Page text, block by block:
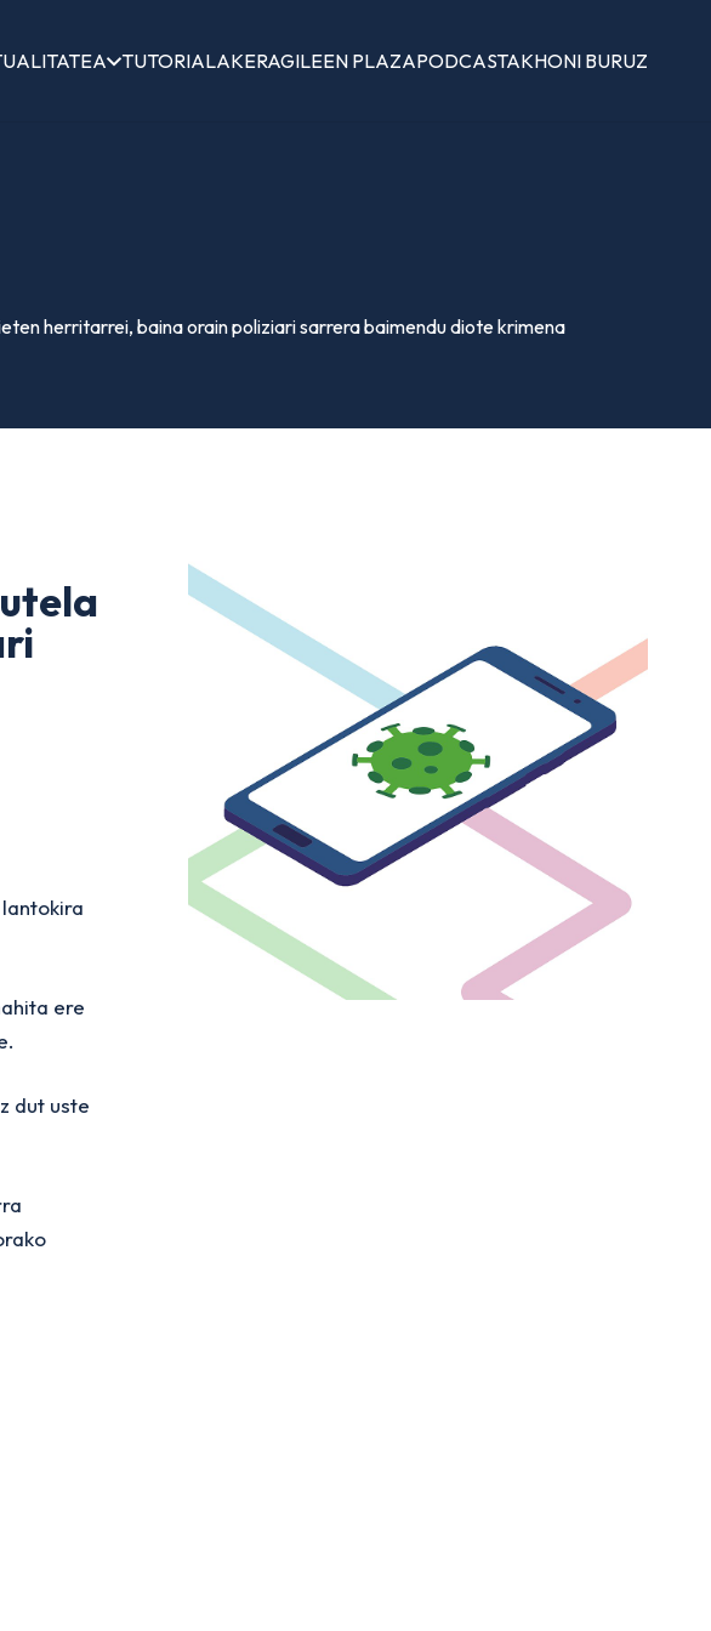
TUTORIALAKERAGILEEN PLAZAPODCASTAKHONI BURUZ
herritarrei, baina orain poliziari sarrera baimendu diote krimena
ere
dut uste